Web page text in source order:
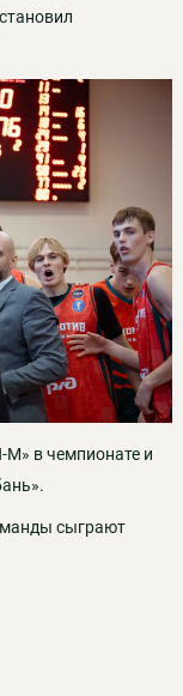
в чемпионате и
сыграют